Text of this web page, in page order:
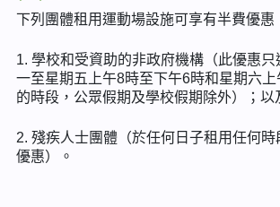
下列團體租用運動場設施可享有半費優惠
1. 學校和受資助的非政府機構（此優惠只
一至星期五上午8時至下午6時和星期六
的時段，公眾假期及學校假期除外）；以
2. 殘疾人士團體（於任何日子租用任何時
優惠）。